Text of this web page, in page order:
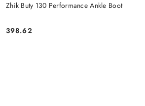
Zhik Buty 130 Performance Ankle Boot
Cena:
398.62